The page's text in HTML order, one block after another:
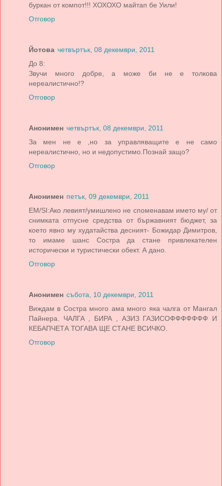
буркан от компот!!! ХОХОХО майтап бе Уили!
Отговор
Йотова четвъртък, 08 декември, 2011
До 8:
Звучи много добре, а може би не е толкова
нереалистично!?
Отговор
Анонимен четвъртък, 08 декември, 2011
За мен не е ,но за управляващите е не само
нереалистично, но и недопустимо.Познай защо?
Отговор
Анонимен петък, 09 декември, 2011
ЕМ/SI:Ако левият/умишлено не споменавам името му/ от
снимката отпусне средства от бържавният бюджет, за
което явно му худатайства десният- Божидар Димитров,
то имаме шанс Состра да стане привлекателен
исторически и туристически обект. А дано.
Отговор
Анонимен събота, 10 декември, 2011
Виждам в Состра много ама много яка чалга от Мангал
Пайнера. ЧАЛГА , БИРА , АЗИЗ ГАЗИСОФФФФФФФ И
КЕБАПЧЕТА ТОГАВА ЩЕ СТАНЕ ВСИЧКО.
Отговор